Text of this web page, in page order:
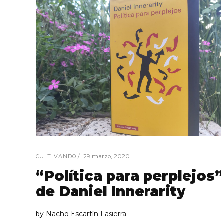
CULTIVANDO 29 marzo, 2020
“Política para
de Daniel Innerarity
by Nacho Escartín Lasierra